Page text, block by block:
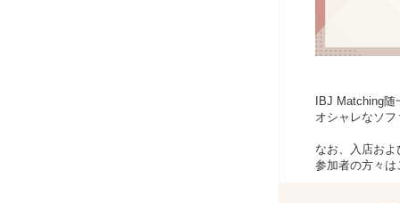
IBJ Matching
オシャレなソ
なお、入店お
参加者の方々